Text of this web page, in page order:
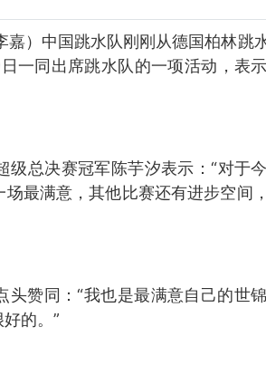
）中国跳水队刚刚从德国柏林跳
一同出席跳水队的一项活动，表
级总决赛冠军陈芋汐表示：“对于
最满意，其他比赛还有进步空间
赞同：“我也是最满意自己的世
的。”